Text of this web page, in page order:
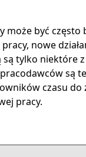
może być często
nowe
tylko niektóre
są
czasu do
pracy.